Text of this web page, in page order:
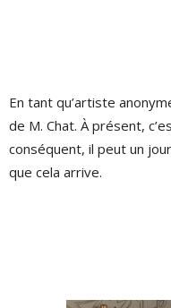
En tant qu’artiste
de M. Chat. À présent,
conséquent, il peut un
que cela arrive.